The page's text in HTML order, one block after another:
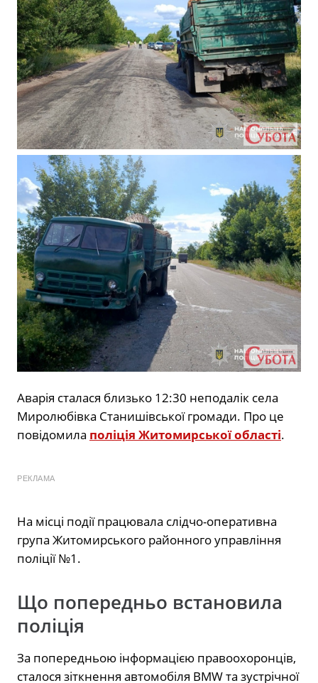
Аварія сталася близько 12:30 неподалік села
Миролюбівка Станишівської громади. Про це
повідомила поліція Житомирської області.
РЕКЛАМА
На місці події працювала слідчо-оперативна
група Житомирського районного управління
поліції №1.
Що попередньо встановила
поліція
За попередньою інформацією правоохоронців,
сталося зіткнення автомобіля BMW та зустрічної